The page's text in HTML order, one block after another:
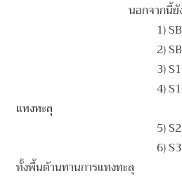
นอกจากนี้
1)
2)
3)
4)
แทงทะลุ
5)
6)
ทั้งพื้นต้านทานการแทงทะลุ